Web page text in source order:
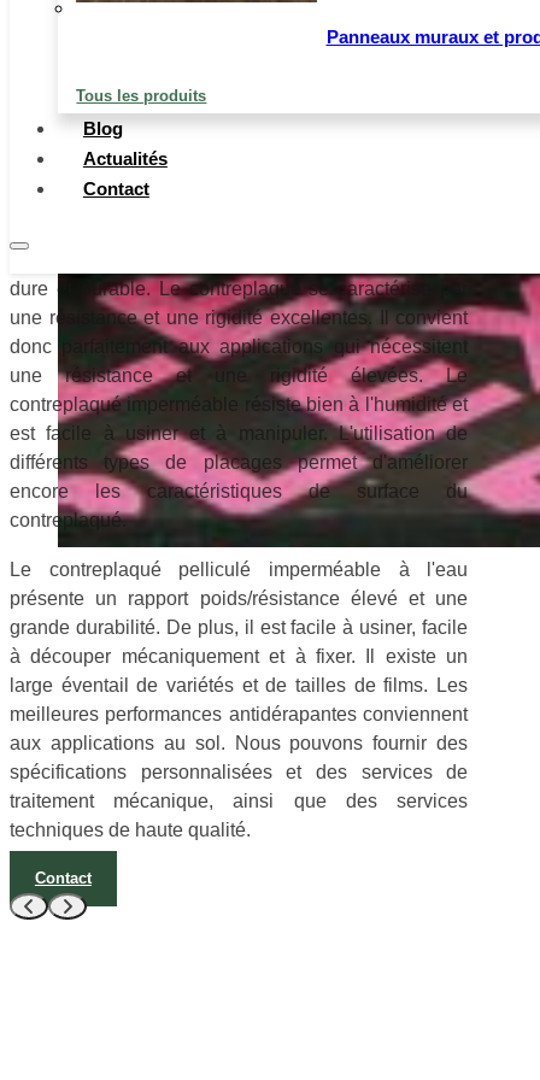
Panneaux muraux et
Tous les produits
Blog
Actualités
Contact
film est de protéger le bois intérieur de l'humidité, de
l'eau, des intempéries et de prolonger la durée de vie
peut être utilisé dans des environnements extérieurs
difficiles : contreplaqué de coffrage, contreplaqué de
coffrage de béton, planche de plancher, construction
de véhicules.
dure et durable. Le contreplaqué se caractérise par
une résistance et une rigidité excellentes. Il convient
donc parfaitement aux applications qui nécessitent
une résistance et une rigidité élevées. Le
contreplaqué imperméable résiste bien à l'humidité et
est facile à usiner et à manipuler. L'utilisation de
différents types de placages permet d'améliorer
encore les caractéristiques de surface du
contreplaqué.
Le contreplaqué pelliculé imperméable à l'eau
présente un rapport poids/résistance élevé et une
grande durabilité. De plus, il est facile à usiner, facile
à découper mécaniquement et à fixer. Il existe un
large éventail de variétés et de tailles de films. Les
meilleures performances antidérapantes conviennent
aux applications au sol. Nous pouvons fournir des
spécifications personnalisées et des services de
traitement mécanique, ainsi que des services
techniques de haute qualité.
Contact